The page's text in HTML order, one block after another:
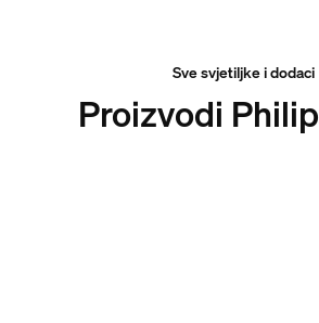
Sve svjetiljke i dodaci
Proizvodi